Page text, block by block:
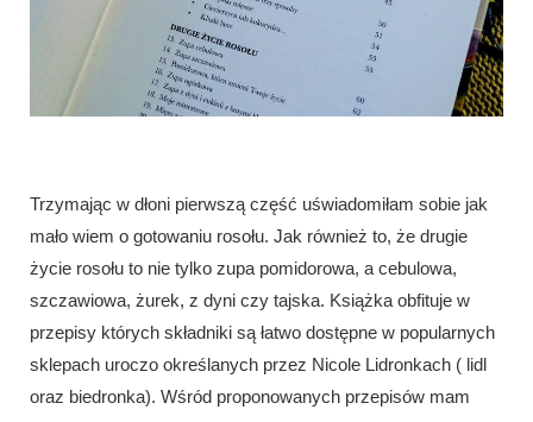
Trzymając w dłoni pierwszą część uświadomiłam sobie jak
mało wiem o gotowaniu rosołu. Jak również to, że drugie
życie rosołu to nie tylko zupa pomidorowa, a cebulowa,
szczawiowa, żurek, z dyni czy tajska. Książka obfituje w
przepisy których składniki są łatwo dostępne w popularnych
sklepach uroczo określanych przez Nicole Lidronkach ( lidl
oraz biedronka). Wśród proponowanych przepisów mam